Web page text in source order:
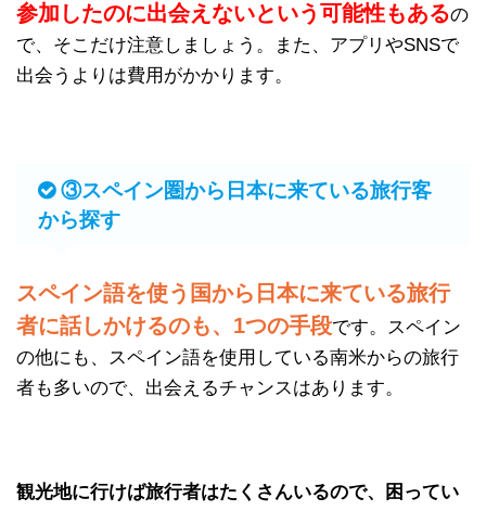
参加したのに出会えないという可能性もあるの
で、そこだけ注意しましょう。また、アプリやSNSで
出会うよりは費用がかかります。
③スペイン圏から日本に来ている旅行客
から探す
スペイン語を使う国から日本に来ている旅行
者に話しかけるのも、1つの手段です。スペイン
の他にも、スペイン語を使用している南米からの旅行
者も多いので、出会えるチャンスはあります。
観光地に行けば旅行者はたくさんいるので、困ってい